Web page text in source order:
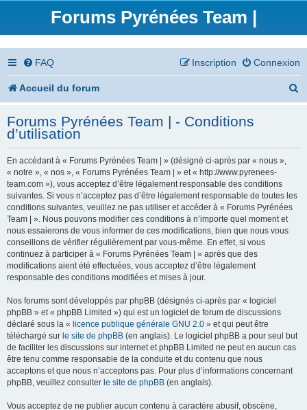
Forums Pyrénées Team |
FAQ Connexion
Inscription
Accueil du forum
h
Forums Pyrénées Team | - Conditions
d’utilisation
En accédant à « Forums Pyrénées Team | » (désigné ci-après par « nous »,
« notre », « nos », « Forums Pyrénées Team | » et « http://www.pyrenees-
team.com »), vous acceptez d’être légalement responsable des conditions
suivantes. Si vous n’acceptez pas d’être légalement responsable de toutes les
conditions suivantes, veuillez ne pas utiliser et accéder à « Forums Pyrénées
Team | ». Nous pouvons modifier ces conditions à n’importe quel moment et
nous essaierons de vous informer de ces modifications, bien que nous vous
conseillons de vérifier régulièrement par vous-même. En effet, si vous
continuez à participer à « Forums Pyrénées Team | » après que des
modifications aient été effectuées, vous acceptez d’être légalement
responsable des conditions modifiées et mises à jour.
Nos forums sont développés par phpBB (désignés ci-après par « logiciel
phpBB » et « phpBB Limited ») qui est un logiciel de forum de discussions
déclaré sous la « licence publique générale GNU 2.0 » et qui peut être
téléchargé sur le site de phpBB (en anglais). Le logiciel phpBB a pour seul but
de faciliter les discussions sur internet et phpBB Limited ne peut en aucun cas
être tenu comme responsable de la conduite et du contenu que nous
acceptons et que nous n’acceptons pas. Pour plus d’informations concernant
phpBB, veuillez consulter le site de phpBB (en anglais).
Vous acceptez de ne publier aucun contenu à caractère abusif, obscène,